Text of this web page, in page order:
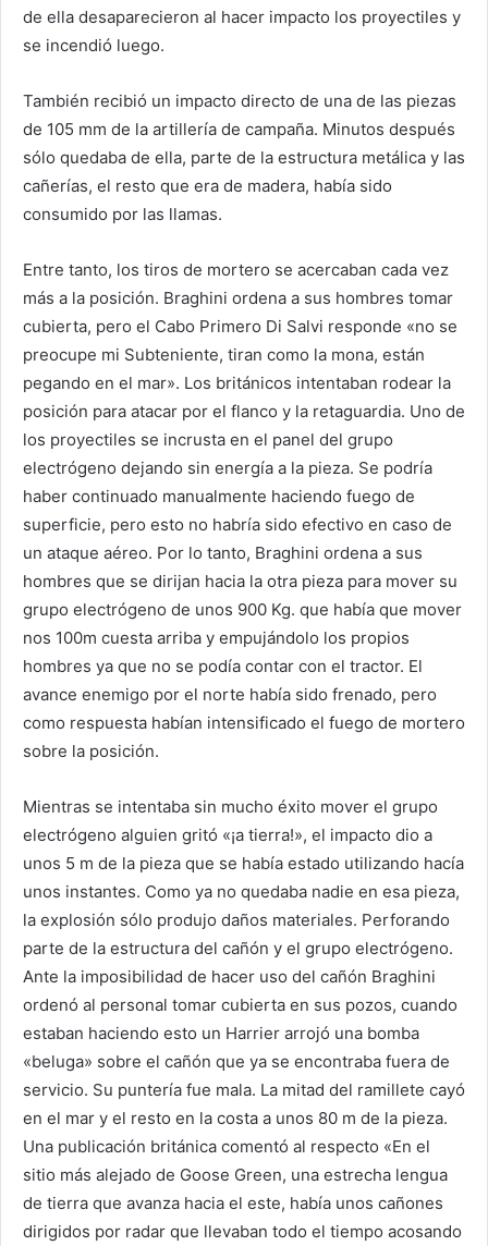
de ella desaparecieron al hacer impacto los proyectiles y
se incendió luego.
También recibió un impacto directo de una de las piezas
de 105 mm de la artillería de campaña. Minutos después
sólo quedaba de ella, parte de la estructura metálica y las
cañerías, el resto que era de madera, había sido
consumido por las llamas.
Entre tanto, los tiros de mortero se acercaban cada vez
más a la posición. Braghini ordena a sus hombres tomar
cubierta, pero el Cabo Primero Di Salvi responde «no se
preocupe mi Subteniente, tiran como la mona, están
pegando en el mar». Los británicos intentaban rodear la
posición para atacar por el flanco y la retaguardia. Uno de
los proyectiles se incrusta en el panel del grupo
electrógeno dejando sin energía a la pieza. Se podría
haber continuado manualmente haciendo fuego de
superficie, pero esto no habría sido efectivo en caso de
un ataque aéreo. Por lo tanto, Braghini ordena a sus
hombres que se dirijan hacia la otra pieza para mover su
grupo electrógeno de unos 900 Kg. que había que mover
nos 100m cuesta arriba y empujándolo los propios
hombres ya que no se podía contar con el tractor. El
avance enemigo por el norte había sido frenado, pero
como respuesta habían intensificado el fuego de mortero
sobre la posición.
Mientras se intentaba sin mucho éxito mover el grupo
electrógeno alguien gritó «¡a tierra!», el impacto dio a
unos 5 m de la pieza que se había estado utilizando hacía
unos instantes. Como ya no quedaba nadie en esa pieza,
la explosión sólo produjo daños materiales. Perforando
parte de la estructura del cañón y el grupo electrógeno.
Ante la imposibilidad de hacer uso del cañón Braghini
ordenó al personal tomar cubierta en sus pozos, cuando
estaban haciendo esto un Harrier arrojó una bomba
«beluga» sobre el cañón que ya se encontraba fuera de
servicio. Su puntería fue mala. La mitad del ramillete cayó
en el mar y el resto en la costa a unos 80 m de la pieza.
Una publicación británica comentó al respecto «En el
sitio más alejado de Goose Green, una estrecha lengua
de tierra que avanza hacia el este, había unos cañones
dirigidos por radar que llevaban todo el tiempo acosando